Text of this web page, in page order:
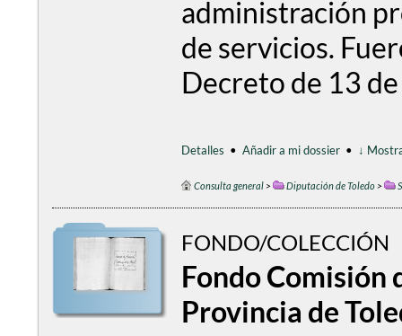
administración
de servicios.
Decreto de 13
Detalles • Añadir a mi dossier • ↓
Consulta general> Diputación de Toledo>
FONDO/COLECCIÓN
Fondo Comisión
Provincia de